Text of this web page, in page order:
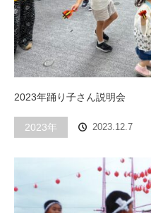
2023年踊り子さん説明会
2023年 2023.12.7